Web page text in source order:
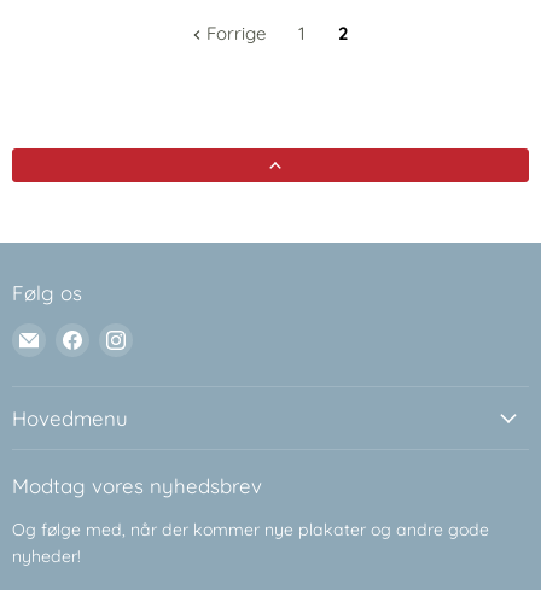
Forrige 1 2
Følg os
Email
Find
Facebook
Hovedmenu
Modtag vores nyhedsbrev
Og følge med, når der kommer nye plakater og andre gode
nyheder!